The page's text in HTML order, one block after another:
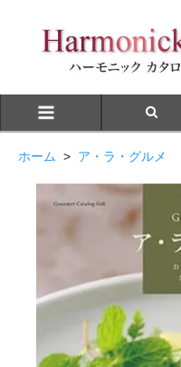
ホーム > ア・ラ・グルメ